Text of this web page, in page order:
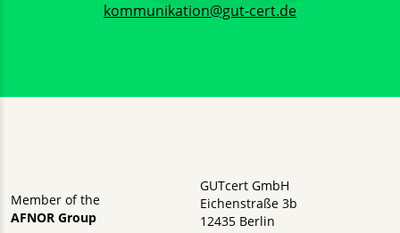
kommunikation@gut-cert.de
Member of the
AFNOR Group
GUTcert GmbH
Eichenstraße 3b
12435 Berlin